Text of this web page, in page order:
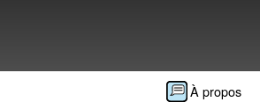
À propos